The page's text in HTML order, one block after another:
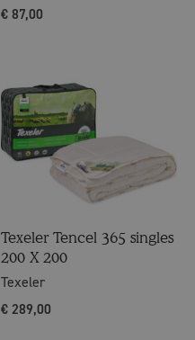
€ 87,00
Texeler Tencel 365 singles
200 X 200
Texeler
€ 289,00